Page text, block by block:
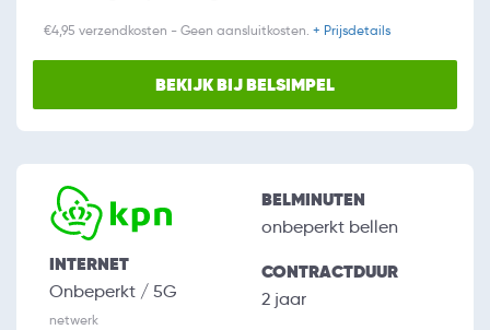
€4,95 verzendkosten - Geen aansluitkosten. + Prijsdetails
BEKIJK BIJ BELSIMPEL
INTERNET
Onbeperkt / 5G
netwerk
BELMINUTEN
onbeperkt bellen
CONTRACTDUUR
2 jaar